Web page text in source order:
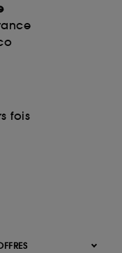
fois